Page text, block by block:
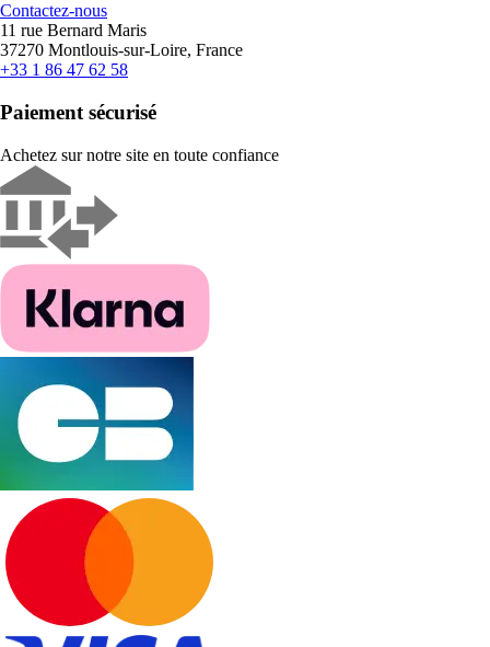
Contactez-nous
11 rue Bernard Maris
37270 Montlouis-sur-Loire, France
+33 1 86 47 62 58
Paiement sécurisé
Achetez sur notre site en toute confiance